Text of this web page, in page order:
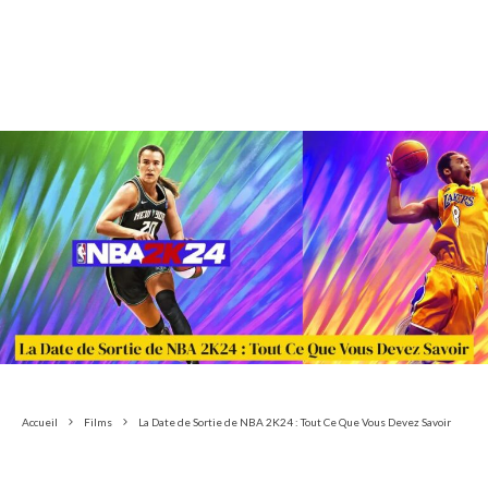
Accueil Films La Date de Sortie de NBA 2K24 : Tout Ce Que Vous Devez Savoir